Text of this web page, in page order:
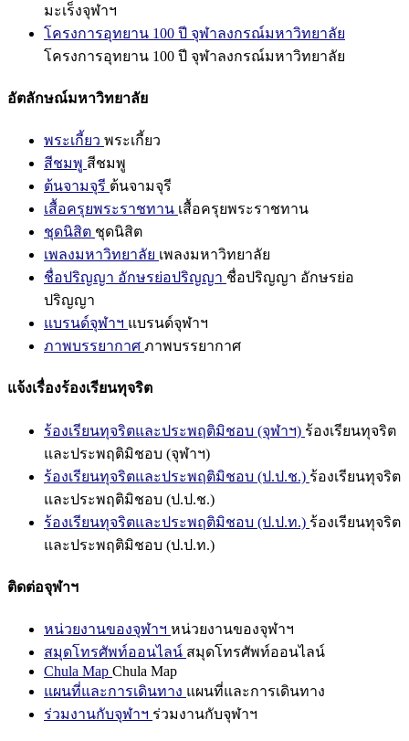
มะเร็งจุฬาฯ
โครงการอุทยาน 100 ปี จุฬาลงกรณ์มหาวิทยาลัย
โครงการอุทยาน 100 ปี จุฬาลงกรณ์มหาวิทยาลัย
อัตลักษณ์มหาวิทยาลัย
พระเกี้ยว พระเกี้ยว
สีชมพู สีชมพู
ต้นจามจุรี ต้นจามจุรี
เสื้อครุยพระราชทาน เสื้อครุยพระราชทาน
ชุดนิสิต ชุดนิสิต
เพลงมหาวิทยาลัย เพลงมหาวิทยาลัย
ชื่อปริญญา อักษรย่อปริญญา ชื่อปริญญา อักษรย่อ
ปริญญา
แบรนด์จุฬาฯ แบรนด์จุฬาฯ
ภาพบรรยากาศ ภาพบรรยากาศ
แจ้งเรื่องร้องเรียนทุจริต
ร้องเรียนทุจริตและประพฤติมิชอบ (จุฬาฯ) ร้องเรียนทุจริต
และประพฤติมิชอบ (จุฬาฯ)
ร้องเรียนทุจริตและประพฤติมิชอบ (ป.ป.ช.) ร้องเรียนทุจริต
และประพฤติมิชอบ (ป.ป.ช.)
ร้องเรียนทุจริตและประพฤติมิชอบ (ป.ป.ท.) ร้องเรียนทุจริต
และประพฤติมิชอบ (ป.ป.ท.)
ติดต่อจุฬาฯ
หน่วยงานของจุฬาฯ หน่วยงานของจุฬาฯ
สมุดโทรศัพท์ออนไลน์ สมุดโทรศัพท์ออนไลน์
Chula Map Chula Map
แผนที่และการเดินทาง แผนที่และการเดินทาง
ร่วมงานกับจุฬาฯ ร่วมงานกับจุฬาฯ